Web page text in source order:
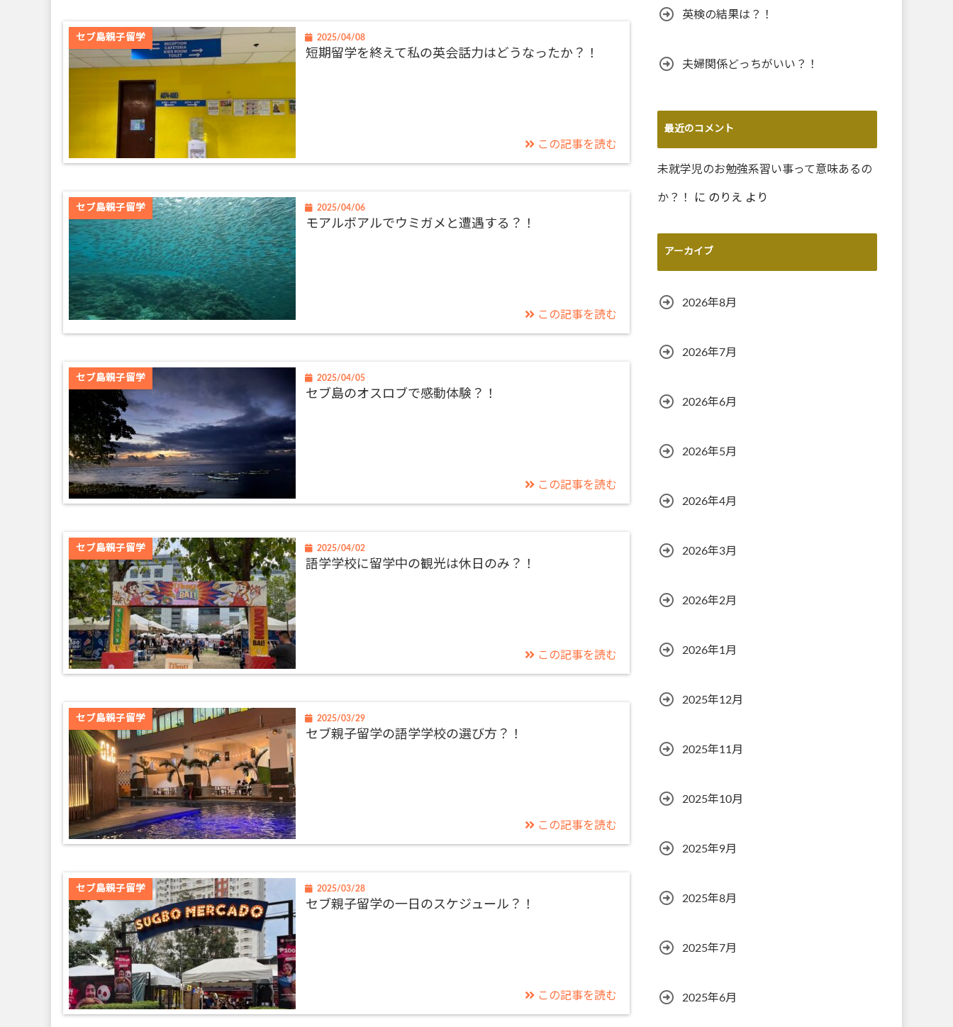
セブ島親子留学 2025/04/08
短期留学を終えて私の英会話力はどうなったか？！
この記事を読む
セブ島親子留学 2025/04/06
モアルボアルでウミガメと遭遇する？！
この記事を読む
セブ島親子留学 2025/04/05
セブ島のオスロブで感動体験？！
この記事を読む
セブ島親子留学 2025/04/02
語学学校に留学中の観光は休日のみ？！
この記事を読む
セブ島親子留学 2025/03/29
セブ親子留学の語学学校の選び方？！
この記事を読む
セブ島親子留学 2025/03/28
セブ親子留学の一日のスケジュール？！
この記事を読む
英検の結果は？！
夫婦関係どっちがいい？！
最近のコメント
未就学児のお勉強系習い事って意味あるの
か？！ に のりえ より
アーカイブ
2026年8月
2026年7月
2026年6月
2026年5月
2026年4月
2026年3月
2026年2月
2026年1月
2025年12月
2025年11月
2025年10月
2025年9月
2025年8月
2025年7月
2025年6月